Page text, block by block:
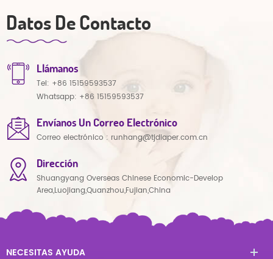
Datos De Contacto
Llámanos
Tel: +86 15159593537
Whatsapp: +86 15159593537
Envíanos Un Correo Electrónico
Correo electrónico : runhang@tjdiaper.com.cn
Dirección
Shuangyang Overseas Chinese Economic-Develop
Area,Luojiang,Quanzhou,Fujian,China
NECESITAS AYUDA